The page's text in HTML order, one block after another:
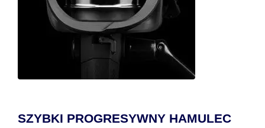
SZYBKI PROGRESYWNY HAMULEC